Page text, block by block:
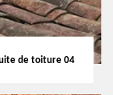
de toiture 04